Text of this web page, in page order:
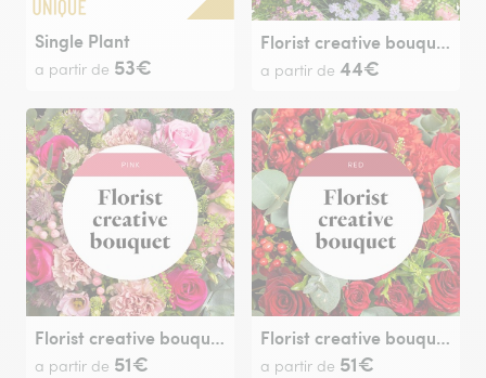
Single Plant
a partir de 53€
Florist creative bouquet - multi
a partir de 44€
Florist creative bouquet - pink
a partir de 51€
Florist creative bouquet - red
a partir de 51€